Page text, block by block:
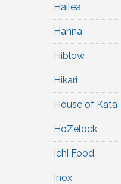
Hailea
Hanna
Hiblow
Hikari
House of Kata
HoZelock
Ichi Food
Inox